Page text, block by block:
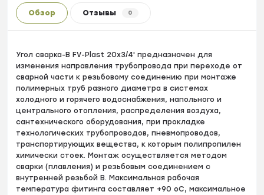
Обзор Отзывы 0
Угол сварка-B FV-Plast 20х3/4' предназначен для
изменения направления трубопровода при переходе от
сварной части к резьбовому соединению при монтаже
полимерных труб разного диаметра в системах
холодного и горячего водоснабжения, напольного и
центрального отопления, распределения воздуха,
сантехнического оборудования, при прокладке
технологических трубопроводов, пневмопроводов,
транспортирующих вещества, к которым полипропилен
химически стоек. Монтаж осуществляется методом
сварки (плавления) и резьбовым соединением с
внутренней резьбой B. Максимальная рабочая
температура фитинга составляет +90 оС, максимальное